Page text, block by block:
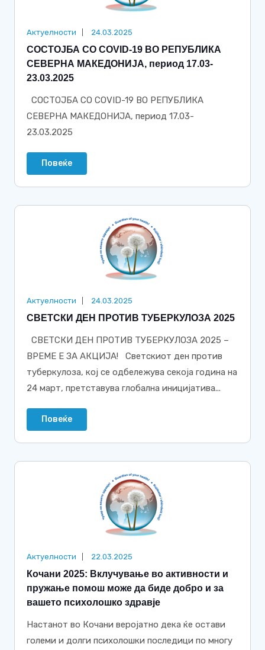
Актуелности 24.03.2025
СОСТОЈБА СО COVID-19 ВО РЕПУБЛИКА
СЕВЕРНА МАКЕДОНИЈА, период 17.03-
23.03.2025
СОСТОЈБА СО COVID-19 ВО РЕПУБЛИКА
СЕВЕРНА МАКЕДОНИЈА, период 17.03-
23.03.2025
Повеќе
Актуелности 24.03.2025
СВЕТСКИ ДЕН ПРОТИВ ТУБЕРКУЛОЗА 2025
СВЕТСКИ ДЕН ПРОТИВ ТУБЕРКУЛОЗА 2025 –
ВРЕМЕ Е ЗА АКЦИЈА! Светскиот ден против
туберкулоза, кој се одбележува секоја година на
24 март, претставува глобална иницијатива...
Повеќе
Актуелности 22.03.2025
Кочани 2025: Вклучување во активности и
пружање помош може да биде добро и за
вашето психолошко здравје
Настанот во Кочани веројатно дека ќе остави
големи и долги психолошки последици по многу